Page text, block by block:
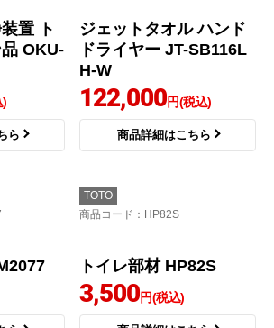
)
ら
34,138円(税込)
商品詳細はこちら
置 ト
OKU-
)
商品コード：JT-SB116LH-W
ジェットタオル ハンド
ドライヤー JT-SB116L
H-W
122,000円(税込)
商品詳細はこちら